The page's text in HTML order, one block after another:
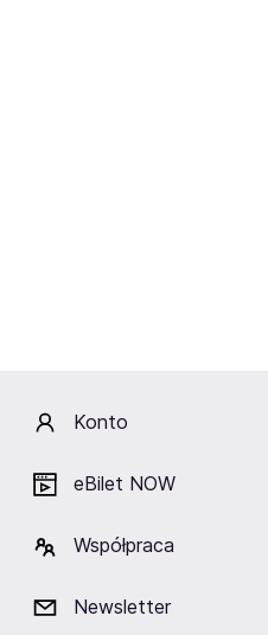
Konto
eBilet NOW
Współpraca
Newsletter